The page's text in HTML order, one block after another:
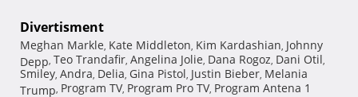
Divertisment
Meghan Markle, Kate Middleton, Kim Kardashian, Johnny
Depp, Teo Trandafir, Angelina Jolie, Dana Rogoz, Dani Otil,
Smiley, Andra, Delia, Gina Pistol, Justin Bieber, Melania
Trump, Program TV, Program Pro TV, Program Antena 1